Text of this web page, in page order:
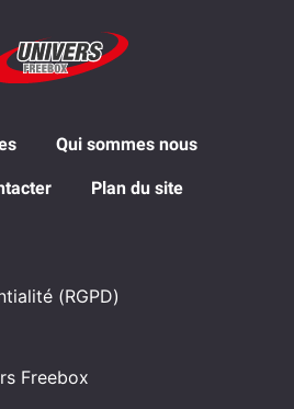
Qui sommes nous
Plan du site
(RGPD)
Freebox